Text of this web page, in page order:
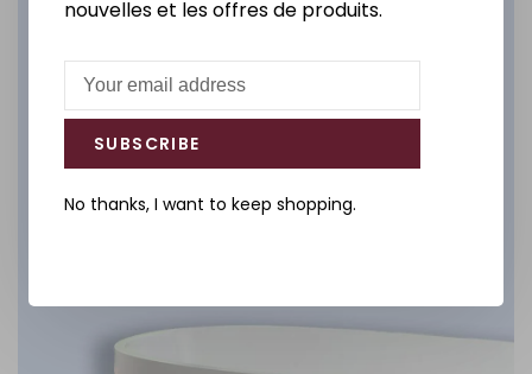
Salle de bain
DÉCOUVREZ
nouvelles et les offres de produits.
SUBSCRIBE
No thanks, I want to keep shopping.